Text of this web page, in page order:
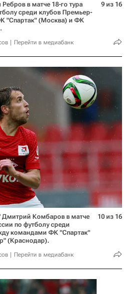
в матче 18-го тура
среди клубов Премьер-
"Спартак" (Москва) и ФК
Перейти в медиабанк
9 из 16
Дмитрий Комбаров в матче
по футболу среди
командами ФК "Спартак"
(Краснодар).
Перейти в медиабанк
10 из 16